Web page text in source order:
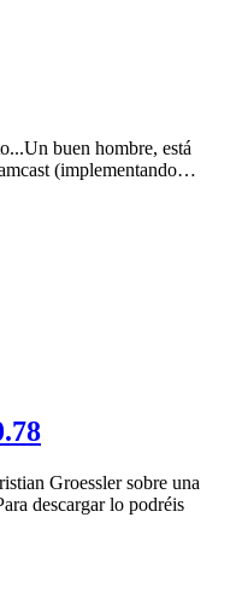
buen hombre, está
(implementando…
Groessler sobre una
descargar lo podréis